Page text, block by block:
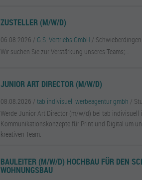
ZUSTELLER (M/W/D)
06.08.2026 / G.S. Vertriebs GmbH / Schwieberdingen
Wir suchen Sie zur Verstärkung unseres Teams;...
JUNIOR ART DIRECTOR (M/W/D)
08.08.2026 /tab indivisuell werbeagentur gmbh /
Werde Junior Art Director (m/w/d) bei tab indivisuell
Kommunikationskonzepte für Print und Digital um
kreativen Team.
BAULEITER (M/W/D) HOCHBAU FÜR DEN
WOHNUNGSBAU